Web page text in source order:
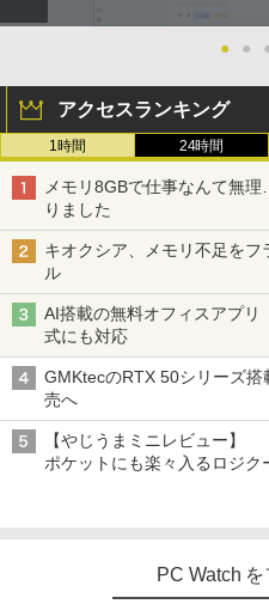
￥49,210
● ●
アクセスランキング
1時間 24時間
メモリ8GBで仕事なんて無
りました
キオクシア、メモリ不足を
ル
AI搭載の無料オフィスアプ
式にも対応
GMKtecのRTX 50シリーズ
売へ
【やじうまミニレビュー】
ポケットにも楽々入るロジ
PC Watch